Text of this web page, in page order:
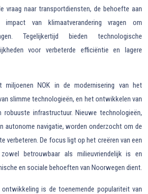
vraag naar transportdiensten, de behoefte aan
impact van klimaatverandering vragen om
Tegelijkertijd bieden technologische
voor verbeterde efficiëntie en lagere
miljoenen NOK in de modernisering van het
slimme technologieën, en het ontwikkelen van
robuuste infrastructuur. Nieuwe technologieën,
autonome navigatie, worden onderzocht om de
verbeteren. De focus ligt op het creëren van een
betrouwbaar als milieuvriendelijk is en
en sociale behoeften van Noorwegen dient.
ontwikkeling is de toenemende populariteit van